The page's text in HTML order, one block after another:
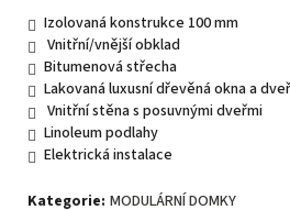
Izolovaná konstrukce 100 mm
Vnitřní/vnější obklad
Bitumenová střecha
Lakovaná luxusní dřevěná okna a
Vnitřní stěna s posuvnými dveřmi
Linoleum podlahy
Elektrická instalace
Kategorie: MODULÁRNÍ DOMKY